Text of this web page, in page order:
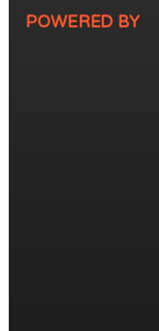
POWERED BY